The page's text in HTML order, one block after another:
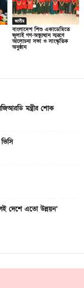
জাতীয়
বাংলাদেশ শিশু একাডেমিতে
জুলাই গণ-অভ্যুত্থান স্মরণে
আলোচনা সভা ও সাংস্কৃতিক
অনুষ্ঠান
মন্ত্রীর শোক
দেশে এতো উন্নয়ন’